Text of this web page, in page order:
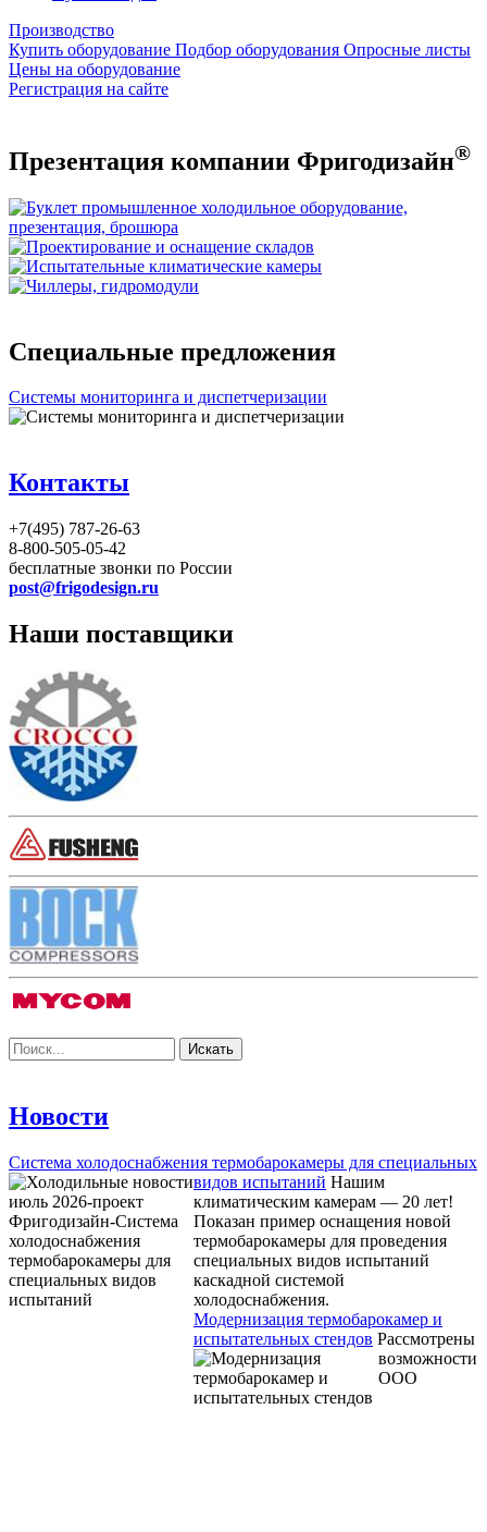
Производство
Купить оборудование Подбор оборудования Опросные листы
Цены на оборудование
Регистрация на сайте
Презентация компании Фригодизайн®
Специальные предложения
Системы мониторинга и диспетчеризации
Контакты
+7(495) 787-26-63
8-800-505-05-42
бесплатные звонки по России
post@frigodesign.ru
Наши поставщики
Новости
Система холодоснабжения термобарокамеры для специальных
видов испытаний Нашим
климатическим камерам — 20 лет!
Показан пример оснащения новой
термобарокамеры для проведения
специальных видов испытаний
каскадной системой
холодоснабжения.
Модернизация термобарокамер и
испытательных стендов Рассмотрены
возможности
ООО